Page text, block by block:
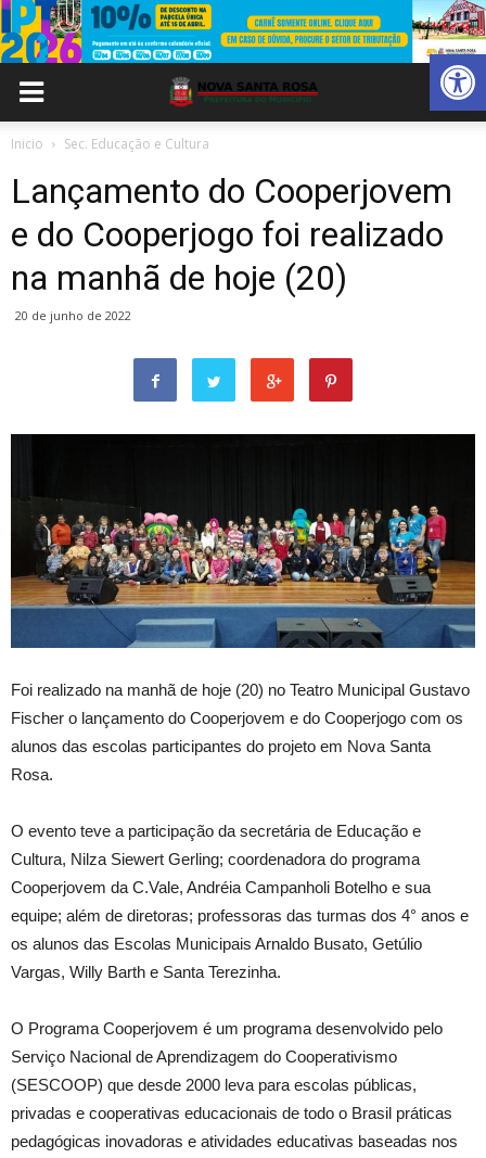
Abrir
Inicio Sec. Educação e Cultura
Lançamento do Cooperjovem
e do Cooperjogo foi realizado
na manhã de hoje (20)
20 de junho de 2022
Foi realizado na manhã de hoje (20) no Teatro Municipal Gustavo
Fischer o lançamento do Cooperjovem e do Cooperjogo com os
alunos das escolas participantes do projeto em Nova Santa
Rosa.
O evento teve a participação da secretária de Educação e
Cultura, Nilza Siewert Gerling; coordenadora do programa
Cooperjovem da C.Vale, Andréia Campanholi Botelho e sua
equipe; além de diretoras; professoras das turmas dos 4° anos e
os alunos das Escolas Municipais Arnaldo Busato, Getúlio
Vargas, Willy Barth e Santa Terezinha.
O Programa Cooperjovem é um programa desenvolvido pelo
Serviço Nacional de Aprendizagem do Cooperativismo
(SESCOOP) que desde 2000 leva para escolas públicas,
privadas e cooperativas educacionais de todo o Brasil práticas
pedagógicas inovadoras e atividades educativas baseadas nos